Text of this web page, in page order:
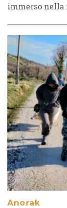
immerso nella
Anorak